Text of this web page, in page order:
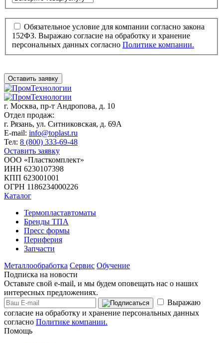
Обязательное условие для компании согласно закона
152ФЗ. Выражаю согласие на обработку и хранение
персональных данных согласно Политике компании.
Оставить заявку
г. Москва, пр-т Андропова, д. 10
Отдел продаж:
г. Рязань, ул. Ситниковская, д. 69А
E-mail: info@toplast.ru
Тел: 8 (800) 333-69-48
Оставить заявку
ООО «Пласткомплект»
ИНН 6230107398
КПП 623001001
ОГРН 1186234000226
Каталог
Термопластавтоматы
Бренды ТПА
Пресс формы
Периферия
Запчасти
Металлообработка Сервис Обучение
Подписка на новости
Оставьте свой e-mail, и мы будем оповещать нас о наших
интересных предложениях.
Выражаю
согласие на обработку и хранение персональных данных
согласно Политике компании.
Помощь